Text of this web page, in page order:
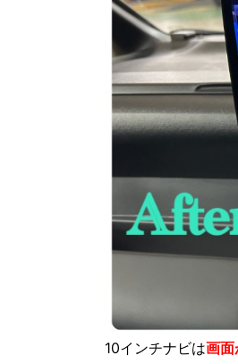
10インチナビは画面